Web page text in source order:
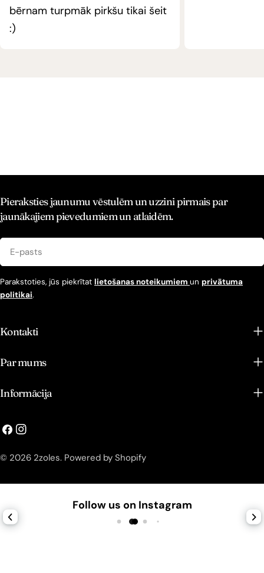
bērnam turpmāk pirkšu tikai šeit
:)
Pieraksties jaunumu vēstulēm un uzzini pirmais par
jaunākajiem pievedumiem un atlaidēm.
pasts
Parakstoties, jūs piekrītat lietošanas noteikumiem un privātuma
politikai.
Kontakti
Par mums
Informācija
© 2026 2zoles. Powered by Shopify
Follow us on Instagram